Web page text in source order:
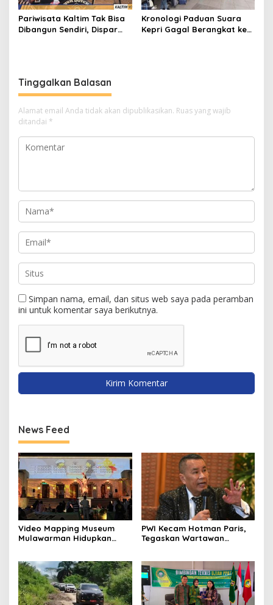
Pariwisata Kaltim Tak Bisa
Dibangun Sendiri, Dispar
Kronologi Paduan Suara
Kepri Gagal Berangkat ke
Tinggalkan Balasan
Alamat email Anda tidak akan dipublikasikan. Ruas yang wajib
ditandai *
Simpan nama, email, dan situs web saya pada peramban
ini untuk komentar saya berikutnya.
News Feed
Video Mapping Museum
Mulawarman Hidupkan
PWI Kecam Hotman Paris,
Tegaskan Wartawan